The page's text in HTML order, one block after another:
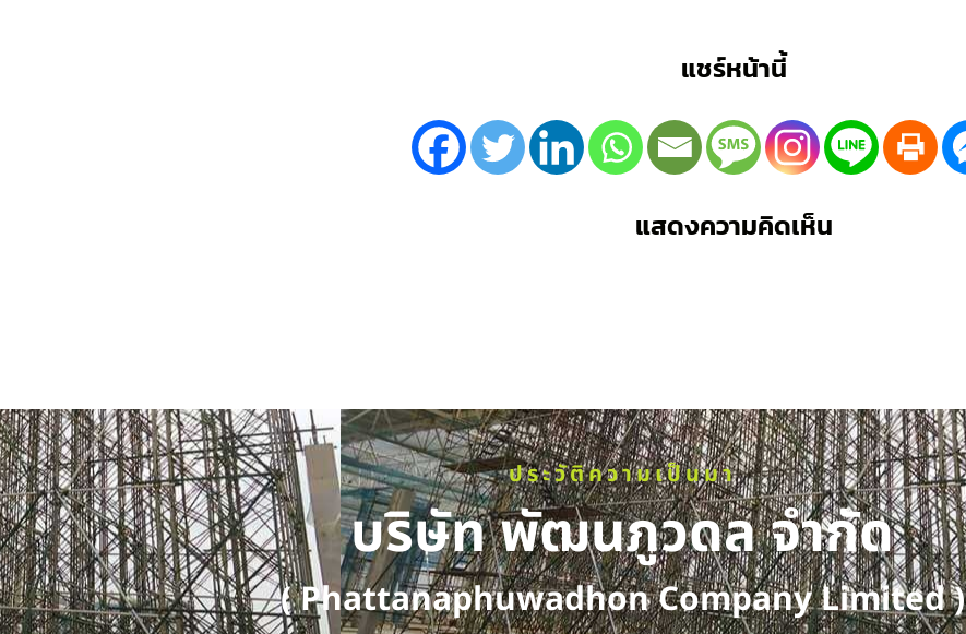
แชร์หน้านี้
แสดงความคิดเห็น
ประวัติความเป็นมา
บริษัท พัฒนภูวดล จำกัด
( Phattanaphuwadhon Company Limited )